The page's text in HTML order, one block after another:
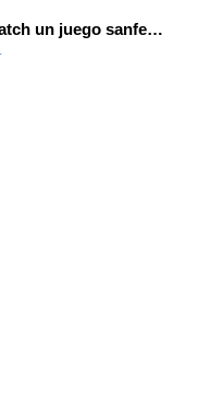
Programa con Scratch un juego sanferminero con Mikel Merino evitando toros y dando toques al balón.